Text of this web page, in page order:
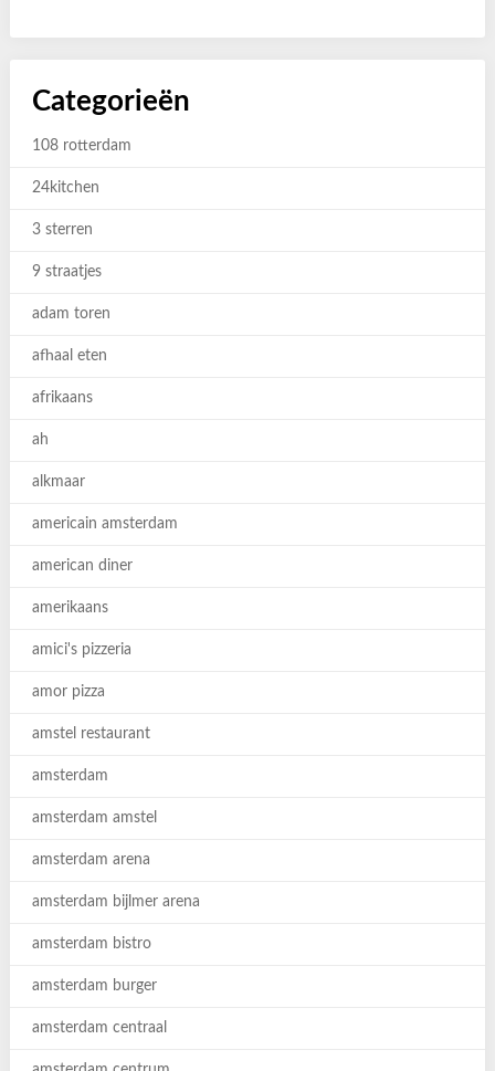
Categorieën
108 rotterdam
24kitchen
3 sterren
9 straatjes
adam toren
afhaal eten
afrikaans
ah
alkmaar
americain amsterdam
american diner
amerikaans
amici's pizzeria
amor pizza
amstel restaurant
amsterdam
amsterdam amstel
amsterdam arena
amsterdam bijlmer arena
amsterdam bistro
amsterdam burger
amsterdam centraal